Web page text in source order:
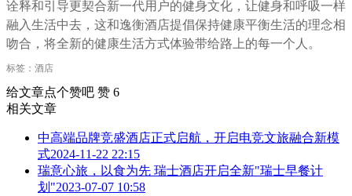
诠释和引导更契合新一代用户的健身文化，让健身和呼吸一样
融入生活中去，这和逸衡酒店提倡保持健康平衡生活的理念相
吻合，将全新的健康生活方式体验带给路上的每一个人。
标签：酒店
给文章点个赞吧 赞 6
相关文章
中高端品牌竞盛酒店正式启航，开启电竞文旅融合新模
式2024-11-22 22:15
瑞意心旅，以食为先 瑞士酒店开启全新"瑞士早餐计
划"2023-07-07 10:58